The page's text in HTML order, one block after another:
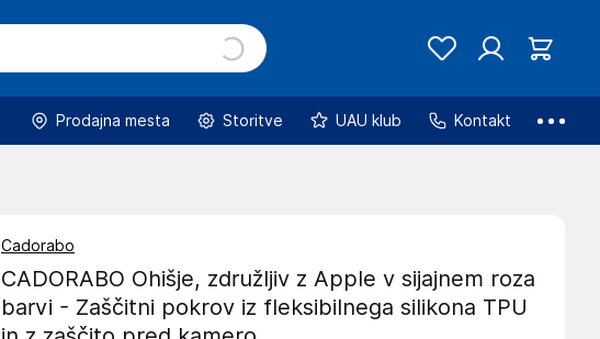
Prodajna mesta Storitve UAU klub Kontakt
Cadorabo
CADORABO Ohišje, združljiv z Apple v sijajnem roza
barvi - Zaščitni pokrov iz fleksibilnega silikona TPU